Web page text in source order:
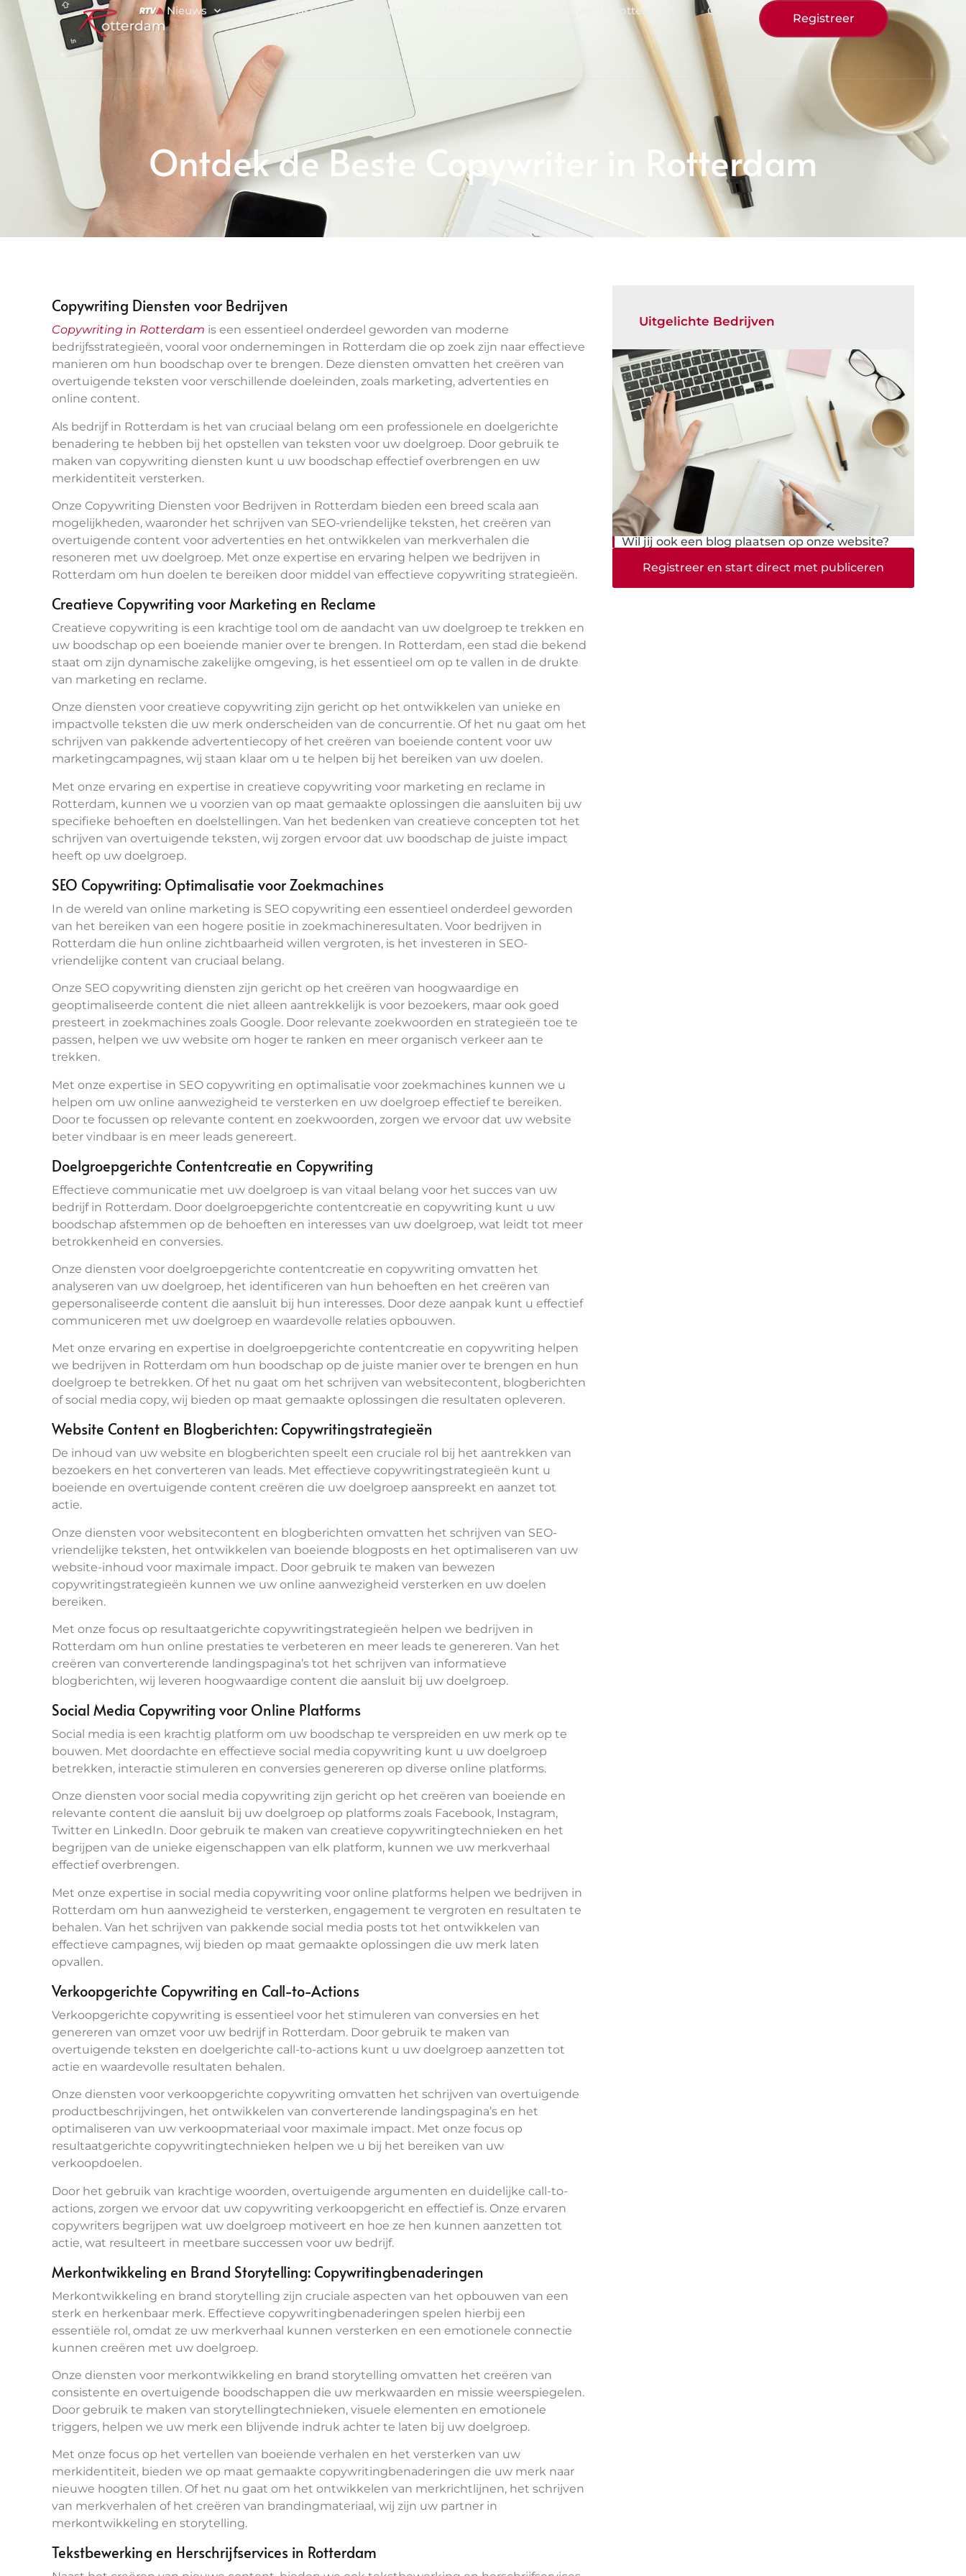
Nieuws Openingstijden Rotterdam Bedrijven in Rotterdam Contact
Registreer
Ontdek de Beste Copywriter in Rotterdam
Copywriting Diensten voor Bedrijven
Copywriting in Rotterdam is een essentieel onderdeel geworden van moderne
bedrijfsstrategieën, vooral voor ondernemingen in Rotterdam die op zoek zijn naar effectieve
manieren om hun boodschap over te brengen. Deze diensten omvatten het creëren van
overtuigende teksten voor verschillende doeleinden, zoals marketing, advertenties en
online content.
Als bedrijf in Rotterdam is het van cruciaal belang om een professionele en doelgerichte
benadering te hebben bij het opstellen van teksten voor uw doelgroep. Door gebruik te
maken van copywriting diensten kunt u uw boodschap effectief overbrengen en uw
merkidentiteit versterken.
Onze Copywriting Diensten voor Bedrijven in Rotterdam bieden een breed scala aan
mogelijkheden, waaronder het schrijven van SEO-vriendelijke teksten, het creëren van
overtuigende content voor advertenties en het ontwikkelen van merkverhalen die
resoneren met uw doelgroep. Met onze expertise en ervaring helpen we bedrijven in
Rotterdam om hun doelen te bereiken door middel van effectieve copywriting strategieën.
Creatieve Copywriting voor Marketing en Reclame
Creatieve copywriting is een krachtige tool om de aandacht van uw doelgroep te trekken en
uw boodschap op een boeiende manier over te brengen. In Rotterdam, een stad die bekend
staat om zijn dynamische zakelijke omgeving, is het essentieel om op te vallen in de drukte
van marketing en reclame.
Onze diensten voor creatieve copywriting zijn gericht op het ontwikkelen van unieke en
impactvolle teksten die uw merk onderscheiden van de concurrentie. Of het nu gaat om het
schrijven van pakkende advertentiecopy of het creëren van boeiende content voor uw
marketingcampagnes, wij staan klaar om u te helpen bij het bereiken van uw doelen.
Met onze ervaring en expertise in creatieve copywriting voor marketing en reclame in
Rotterdam, kunnen we u voorzien van op maat gemaakte oplossingen die aansluiten bij uw
specifieke behoeften en doelstellingen. Van het bedenken van creatieve concepten tot het
schrijven van overtuigende teksten, wij zorgen ervoor dat uw boodschap de juiste impact
heeft op uw doelgroep.
SEO Copywriting: Optimalisatie voor Zoekmachines
In de wereld van online marketing is SEO copywriting een essentieel onderdeel geworden
van het bereiken van een hogere positie in zoekmachineresultaten. Voor bedrijven in
Rotterdam die hun online zichtbaarheid willen vergroten, is het investeren in SEO-
vriendelijke content van cruciaal belang.
Onze SEO copywriting diensten zijn gericht op het creëren van hoogwaardige en
geoptimaliseerde content die niet alleen aantrekkelijk is voor bezoekers, maar ook goed
presteert in zoekmachines zoals Google. Door relevante zoekwoorden en strategieën toe te
passen, helpen we uw website om hoger te ranken en meer organisch verkeer aan te
trekken.
Met onze expertise in SEO copywriting en optimalisatie voor zoekmachines kunnen we u
helpen om uw online aanwezigheid te versterken en uw doelgroep effectief te bereiken.
Door te focussen op relevante content en zoekwoorden, zorgen we ervoor dat uw website
beter vindbaar is en meer leads genereert.
Doelgroepgerichte Contentcreatie en Copywriting
Effectieve communicatie met uw doelgroep is van vitaal belang voor het succes van uw
bedrijf in Rotterdam. Door doelgroepgerichte contentcreatie en copywriting kunt u uw
boodschap afstemmen op de behoeften en interesses van uw doelgroep, wat leidt tot meer
betrokkenheid en conversies.
Onze diensten voor doelgroepgerichte contentcreatie en copywriting omvatten het
analyseren van uw doelgroep, het identificeren van hun behoeften en het creëren van
gepersonaliseerde content die aansluit bij hun interesses. Door deze aanpak kunt u effectief
communiceren met uw doelgroep en waardevolle relaties opbouwen.
Met onze ervaring en expertise in doelgroepgerichte contentcreatie en copywriting helpen
we bedrijven in Rotterdam om hun boodschap op de juiste manier over te brengen en hun
doelgroep te betrekken. Of het nu gaat om het schrijven van websitecontent, blogberichten
of social media copy, wij bieden op maat gemaakte oplossingen die resultaten opleveren.
Website Content en Blogberichten: Copywritingstrategieën
De inhoud van uw website en blogberichten speelt een cruciale rol bij het aantrekken van
bezoekers en het converteren van leads. Met effectieve copywritingstrategieën kunt u
boeiende en overtuigende content creëren die uw doelgroep aanspreekt en aanzet tot
actie.
Onze diensten voor websitecontent en blogberichten omvatten het schrijven van SEO-
vriendelijke teksten, het ontwikkelen van boeiende blogposts en het optimaliseren van uw
website-inhoud voor maximale impact. Door gebruik te maken van bewezen
copywritingstrategieën kunnen we uw online aanwezigheid versterken en uw doelen
bereiken.
Met onze focus op resultaatgerichte copywritingstrategieën helpen we bedrijven in
Rotterdam om hun online prestaties te verbeteren en meer leads te genereren. Van het
creëren van converterende landingspagina’s tot het schrijven van informatieve
blogberichten, wij leveren hoogwaardige content die aansluit bij uw doelgroep.
Social Media Copywriting voor Online Platforms
Social media is een krachtig platform om uw boodschap te verspreiden en uw merk op te
bouwen. Met doordachte en effectieve social media copywriting kunt u uw doelgroep
betrekken, interactie stimuleren en conversies genereren op diverse online platforms.
Onze diensten voor social media copywriting zijn gericht op het creëren van boeiende en
relevante content die aansluit bij uw doelgroep op platforms zoals Facebook, Instagram,
Twitter en LinkedIn. Door gebruik te maken van creatieve copywritingtechnieken en het
begrijpen van de unieke eigenschappen van elk platform, kunnen we uw merkverhaal
effectief overbrengen.
Met onze expertise in social media copywriting voor online platforms helpen we bedrijven in
Rotterdam om hun aanwezigheid te versterken, engagement te vergroten en resultaten te
behalen. Van het schrijven van pakkende social media posts tot het ontwikkelen van
effectieve campagnes, wij bieden op maat gemaakte oplossingen die uw merk laten
opvallen.
Verkoopgerichte Copywriting en Call-to-Actions
Verkoopgerichte copywriting is essentieel voor het stimuleren van conversies en het
genereren van omzet voor uw bedrijf in Rotterdam. Door gebruik te maken van
overtuigende teksten en doelgerichte call-to-actions kunt u uw doelgroep aanzetten tot
actie en waardevolle resultaten behalen.
Onze diensten voor verkoopgerichte copywriting omvatten het schrijven van overtuigende
productbeschrijvingen, het ontwikkelen van converterende landingspagina’s en het
optimaliseren van uw verkoopmateriaal voor maximale impact. Met onze focus op
resultaatgerichte copywritingtechnieken helpen we u bij het bereiken van uw
verkoopdoelen.
Door het gebruik van krachtige woorden, overtuigende argumenten en duidelijke call-to-
actions, zorgen we ervoor dat uw copywriting verkoopgericht en effectief is. Onze ervaren
copywriters begrijpen wat uw doelgroep motiveert en hoe ze hen kunnen aanzetten tot
actie, wat resulteert in meetbare successen voor uw bedrijf.
Merkontwikkeling en Brand Storytelling: Copywritingbenaderingen
Merkontwikkeling en brand storytelling zijn cruciale aspecten van het opbouwen van een
sterk en herkenbaar merk. Effectieve copywritingbenaderingen spelen hierbij een
essentiële rol, omdat ze uw merkverhaal kunnen versterken en een emotionele connectie
kunnen creëren met uw doelgroep.
Onze diensten voor merkontwikkeling en brand storytelling omvatten het creëren van
consistente en overtuigende boodschappen die uw merkwaarden en missie weerspiegelen.
Door gebruik te maken van storytellingtechnieken, visuele elementen en emotionele
triggers, helpen we uw merk een blijvende indruk achter te laten bij uw doelgroep.
Met onze focus op het vertellen van boeiende verhalen en het versterken van uw
merkidentiteit, bieden we op maat gemaakte copywritingbenaderingen die uw merk naar
nieuwe hoogten tillen. Of het nu gaat om het ontwikkelen van merkrichtlijnen, het schrijven
van merkverhalen of het creëren van brandingmateriaal, wij zijn uw partner in
merkontwikkeling en storytelling.
Tekstbewerking en Herschrijfservices in Rotterdam
Uitgelichte Bedrijven
Wil jij ook een blog plaatsen op onze website?
Registreer en start direct met publiceren